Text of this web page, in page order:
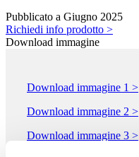
Pubblicato a Giugno 2025
Richiedi info prodotto >
Download immagine
Download immagine 1 >
Download immagine 2 >
Download immagine 3 >